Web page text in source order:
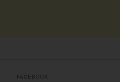
FACEBOOK